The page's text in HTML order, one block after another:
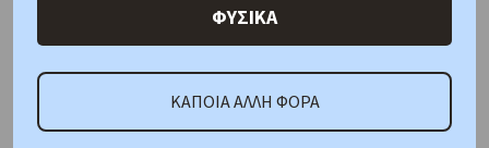
Βραχιόλι "νονα" Ασήμι 925°
με Μαργαριτάρια
P-59519
Κολιέ Νονά με Λευκά Ζιργκόν
Λευκόχρυσος Κ9
ΦΥΣΙΚΑ
ΚΑΠΟΙΑ ΑΛΛΗ ΦΟΡΑ